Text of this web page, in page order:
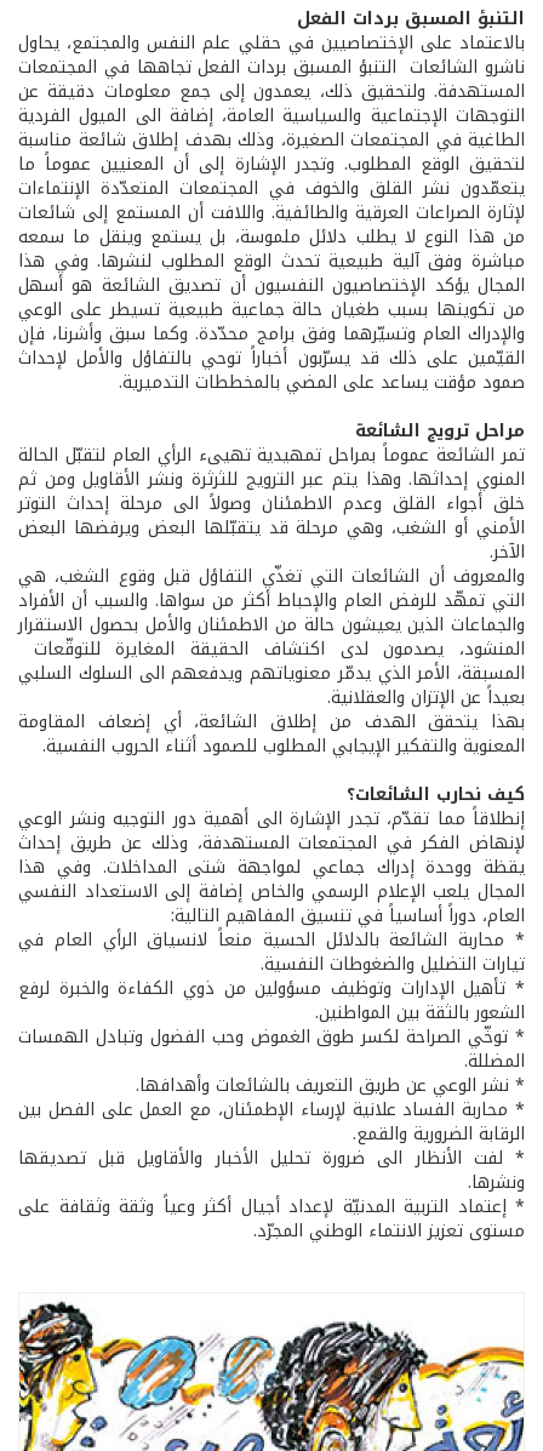
التنبؤ المسبق بردات الفعل
بالاعتماد على الإختصاصيين في حقلي علم النفس والمجتمع، يحاول
ناشرو الشائعات التنبؤ المسبق بردات الفعل تجاهها في المجتمعات
المستهدفة. ولتحقيق ذلك، يعمدون إلى جمع معلومات دقيقة عن
التوجهات الإجتماعية والسياسية العامة، إضافة الى الميول الفردية
الطاغية في المجتمعات الصغيرة، وذلك بهدف إطلاق شائعة مناسبة
لتحقيق الوقع المطلوب. وتجدر الإشارة إلى أن المعنيين عموماً ما
يتعمّدون نشر القلق والخوف في المجتمعات المتعدّدة الإنتماءات
لإثارة الصراعات العرقية والطائفية. واللافت أن المستمع إلى شائعات
من هذا النوع لا يطلب دلائل ملموسة، بل يستمع وينقل ما سمعه
مباشرة وفق آلية طبيعية تحدث الوقع المطلوب لنشرها. وفي هذا
المجال يؤكد الإختصاصيون النفسيون أن تصديق الشائعة هو أسهل
من تكوينها بسبب طغيان حالة جماعية طبيعية تسيطر على الوعي
والإدراك العام وتسيّرهما وفق برامج محدّدة. وكما سبق وأشرنا، فإن
القيّمين على ذلك قد يسرّبون أخباراً توحي بالتفاؤل والأمل لإحداث
صمود مؤقت يساعد على المضي بالمخططات التدميرية.
مراحل ترويج الشائعة
تمر الشائعة عموماً بمراحل تمهيدية تهيىء الرأي العام لتقبّل الحالة
المنوي إحداثها. وهذا يتم عبر الترويج للثرثرة ونشر الأقاويل ومن ثم
خلق أجواء القلق وعدم الاطمئنان وصولاً الى مرحلة إحداث التوتر
الأمني أو الشغب، وهي مرحلة قد يتقبّلها البعض ويرفضها البعض
الآخر.
والمعروف أن الشائعات التي تغذّي التفاؤل قبل وقوع الشغب، هي
التي تمهّد للرفض العام والإحباط أكثر من سواها. والسبب أن الأفراد
والجماعات الذين يعيشون حالة من الاطمئنان والأمل بحصول الاستقرار
المنشود، يصدمون لدى اكتشاف الحقيقة المغايرة للتوقّعات
المسبقة، الأمر الذي يدمّر معنوياتهم ويدفعهم الى السلوك السلبي
بعيداً عن الإتزان والعقلانية.
بهذا يتحقق الهدف من إطلاق الشائعة، أي إضعاف المقاومة
المعنوية والتفكير الإيجابي المطلوب للصمود أثناء الحروب النفسية.
كيف نحارب الشائعات؟
إنطلاقاً مما تقدّم، تجدر الإشارة الى أهمية دور التوجيه ونشر الوعي
لإنهاض الفكر في المجتمعات المستهدفة، وذلك عن طريق إحداث
يقظة ووحدة إدراك جماعي لمواجهة شتى المداخلات. وفي هذا
المجال يلعب الإعلام الرسمي والخاص إضافة إلى الاستعداد النفسي
العام، دوراً أساسياً في تنسيق المفاهيم التالية:
* محاربة الشائعة بالدلائل الحسية منعاً لانسياق الرأي العام في
تيارات التضليل والضغوطات النفسية.
* تأهيل الإدارات وتوظيف مسؤولين من ذوي الكفاءة والخبرة لرفع
الشعور بالثقة بين المواطنين.
* توخّي الصراحة لكسر طوق الغموض وحب الفضول وتبادل الهمسات
المضللة.
* نشر الوعي عن طريق التعريف بالشائعات وأهدافها.
* محاربة الفساد علانية لإرساء الإطمئنان، مع العمل على الفصل بين
الرقابة الضرورية والقمع.
* لفت الأنظار الى ضرورة تحليل الأخبار والأقاويل قبل تصديقها
ونشرها.
* إعتماد التربية المدنيّة لإعداد أجيال أكثر وعياً وثقة وثقافة على
مستوى تعزيز الانتماء الوطني المجرّد.